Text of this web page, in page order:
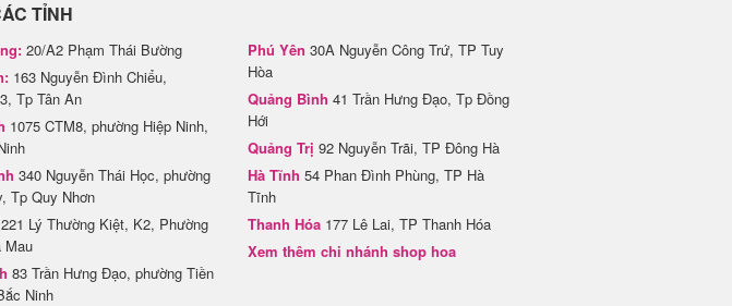
TỈNH
20/A2 Phạm Thái Bường
163 Nguyễn Đình Chiểu,
Tp Tân An
1075 CTM8, phường Hiệp Ninh,
340 Nguyễn Thái Học, phường
Tp Quy Nhơn
221 Lý Thường Kiệt, K2, Phường
Mau
83 Trần Hưng Đạo, phường Tiền
Ninh
Phú Yên 30A Nguyễn Công Trứ, TP Tuy
Hòa
Quảng Bình 41 Trần Hưng Đạo, Tp Đồng
Hới
Quảng Trị 92 Nguyễn Trãi, TP Đông Hà
Hà Tĩnh 54 Phan Đình Phùng, TP Hà
Tĩnh
Thanh Hóa 177 Lê Lai, TP Thanh Hóa
Xem thêm chi nhánh shop hoa